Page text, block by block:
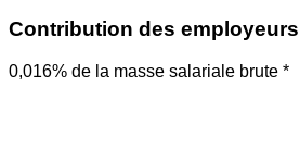
Contribution des employeurs
0,016% de la masse salariale brute *